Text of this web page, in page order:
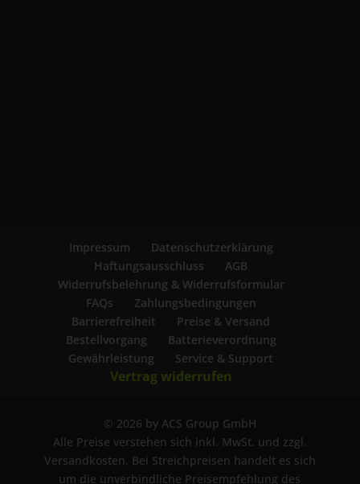
Impressum
Datenschutzerklärung
Haftungsausschluss
AGB
Widerrufsbelehrung & Widerrufsformular
FAQs
Zahlungsbedingungen
Barrierefreiheit
Preise & Versand
Bestellvorgang
Batterieverordnung
Gewährleistung
Service & Support
Vertrag widerrufen
© 2026 by ACS Group GmbH
Alle Preise verstehen sich inkl. MwSt. und zzgl.
Versandkosten. Bei Streichpreisen handelt es sich
um die unverbindliche Preisempfehlung des